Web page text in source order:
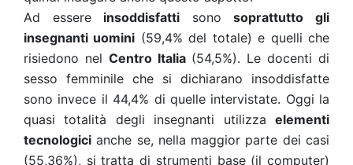
Ad essere insoddisfatti sonosoprattutto gli
insegnanti uomini (59,4% del totale) e quelli che
risiedono nel Centro Italia(54,5%). Le docenti di
sesso femminile che si dichiarano insoddisfatte
sono invece il 44,4% di quelle intervistate. Oggi la
quasi totalità degli insegnanti utilizza elementi
tecnologici anche se, nella maggior parte dei casi
(55,36%), si tratta di strumenti base (il computer)